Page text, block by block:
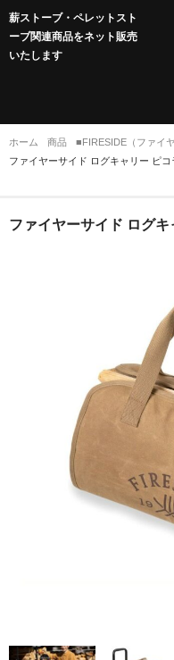
薪ストーブ・ペレットスト
ーブ関連商品をネット販売
いたします
バーモ
ク
ネ
ホーム 商品
■FIRESIDE（ファイ
ファイヤーサイド ログキャリー ピコ
ファイヤーサイド ログキ